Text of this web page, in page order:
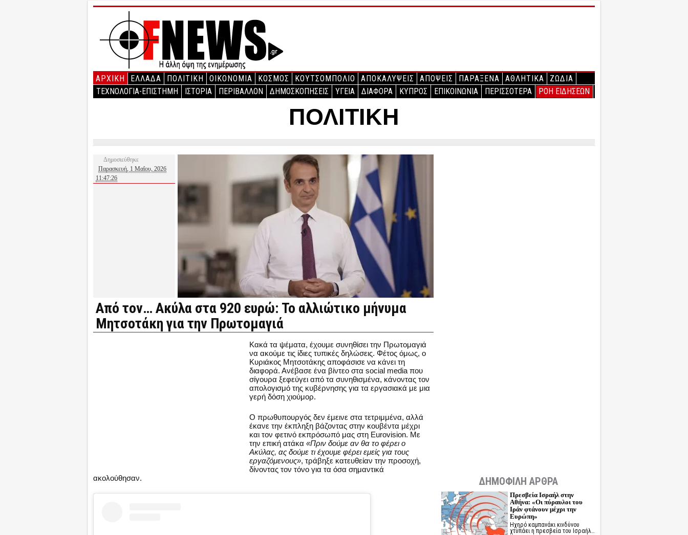
ΑΡΧΙΚΉ ΕΛΛΑΔΑ ΠΟΛΙΤΙΚΗ ΟΙΚΟΝΟΜΙΑ ΚΟΣΜΟΣ ΚΟΥΤΣΟΜΠΟΛΙΟ ΑΠΟΚΑΛΥΨΕΙΣ ΑΠΟΨΕΙΣ ΠΑΡΑΞΕΝΑ ΑΘΛΗΤΙΚΑ
ΖΩΔΙΑ
ΤΕΧΝΟΛΟΓΙΑ-ΕΠΙΣΤΗΜΗ
ΙΣΤΟΡΙΑ ΠΕΡΙΒΑΛΛΟΝ ΔΗΜΟΣΚΟΠΗΣΕΙΣ ΥΓΕΙΑ ΔΙΑΦΟΡΑ ΚΥΠΡΟΣ ΕΠΙΚΟΙΝΩΝΙΑ ΠΕΡΙΣΣΟΤΕΡΑ ΡΟΗ ΕΙΔΗΣΕΩΝ
ΠΟΛΙΤΙΚΗ
Δημοσιεύθηκε
Παρασκευή, 1 Μαΐου, 2026
11:47:26
Από τον… Ακύλα στα 920 ευρώ: Το αλλιώτικο μήνυμα
Μητσοτάκη για την Πρωτομαγιά
Κακά τα ψέματα, έχουμε συνηθίσει την Πρωτομαγιά
να ακούμε τις ίδιες τυπικές δηλώσεις. Φέτος όμως, ο
Κυριάκος Μητσοτάκης αποφάσισε να κάνει τη
διαφορά. Ανέβασε ένα βίντεο στα social media που
σίγουρα ξεφεύγει από τα συνηθισμένα, κάνοντας τον
απολογισμό της κυβέρνησης για τα εργασιακά με μια
γερή δόση χιούμορ.
Ο πρωθυπουργός δεν έμεινε στα τετριμμένα, αλλά
έκανε την έκπληξη βάζοντας στην κουβέντα μέχρι
και τον φετινό εκπρόσωπό μας στη Eurovision. Με
την επική ατάκα «Πριν δούμε αν θα το φέρει ο
Ακύλας, ας δούμε τι έχουμε φέρει εμείς για τους
εργαζόμενους», τράβηξε κατευθείαν την προσοχή,
δίνοντας τον τόνο για τα όσα σημαντικά
ακολούθησαν.
ΔΗΜΟΦΙΛΗ ΑΡΘΡΑ
Πρεσβεία Ισραήλ στην
Αθήνα: «Οι πύραυλοι του
Ιράν φτάνουν μέχρι την
Ευρώπη»
Ηχηρό καμπανάκι κινδύνου
χτυπάει η πρεσβεία του Ισραήλ…